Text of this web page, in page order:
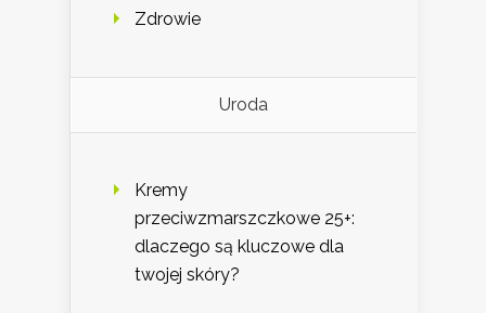
Zdrowie
Uroda
Kremy
przeciwzmarszczkowe 25+:
dlaczego są kluczowe dla
twojej skóry?